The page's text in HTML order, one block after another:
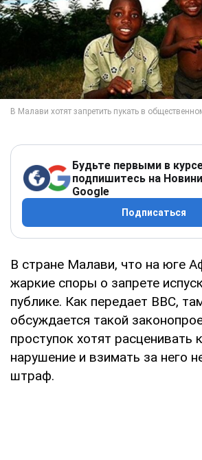
Будьте первыми в
подпишитесь на
Google
Подписаться
В стране Малави, что на юге
жаркие споры о запрете
публике. Как передает ВВС,
обсуждается такой
проступок хотят расценивать
нарушение и взимать за него
штраф.